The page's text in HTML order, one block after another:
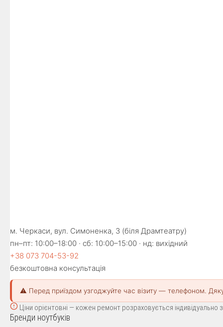
м. Черкаси, вул. Симоненка, 3 (біля Драмтеатру)
пн–пт: 10:00–18:00 · сб: 10:00–15:00 · нд: вихідний
+38 073 704-53-92
безкоштовна консультація
⚠️ Перед приїздом узгоджуйте час візиту — телефоном.
Ціни орієнтовні — кожен ремонт розраховується
Бренди ноутбуків